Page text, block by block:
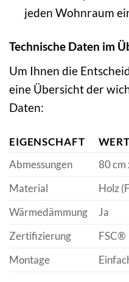
jeden Wohnraum
Technische Daten im
Um Ihnen die
eine Übersicht der
Daten:
EIGENSCHAFT
WERT
Abmessungen
80 cm
Material
Holz
Wärmedämmung
Ja
Zertifizierung
FSC®
Montage